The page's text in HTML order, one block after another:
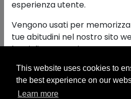
This website uses cookies to
the best experience on our
Learn more
esperienza utente.
Vengono usati per
tue abitudini nel nostro sito
la migliore esperienza e a
Con un clic sul banner fornisci
raccolta dei dati.